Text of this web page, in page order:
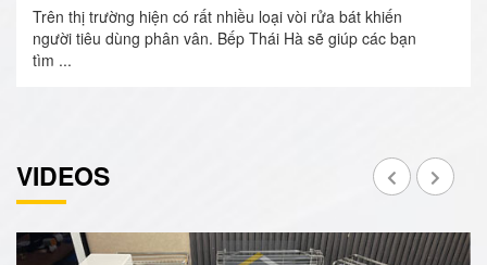
Trên thị trường hiện có rất nhiều loại vòi rửa bát khiến
người tiêu dùng phân vân. Bếp Thái Hà sẽ giúp các bạn
tìm ...
VIDEOS